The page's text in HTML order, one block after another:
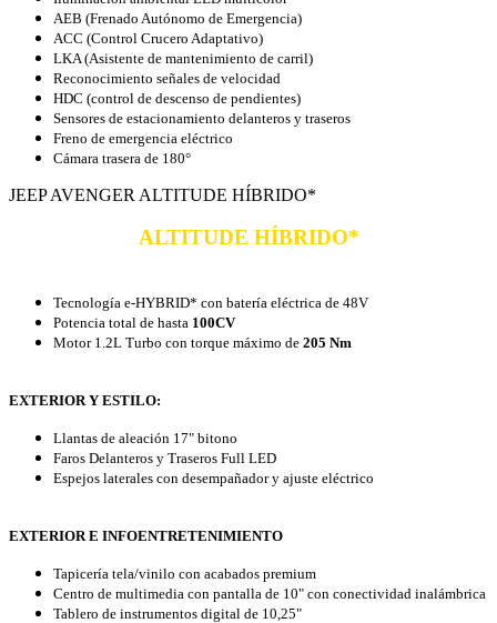
AEB (Frenado Autónomo de Emergencia)
ACC (Control Crucero Adaptativo)
LKA (Asistente de mantenimiento de carril)
Reconocimiento señales de velocidad
HDC (control de descenso de pendientes)
Sensores de estacionamiento delanteros y traseros
Freno de emergencia eléctrico
Cámara trasera de 180°
JEEP AVENGER ALTITUDE HÍBRIDO*
ALTITUDE HÍBRIDO*
Tecnología e-HYBRID* con batería eléctrica de 48V
Potencia total de hasta 100CV
Motor 1.2L Turbo con torque máximo de 205 Nm
EXTERIOR Y ESTILO:
Llantas de aleación 17" bitono
Faros Delanteros y Traseros Full LED
Espejos laterales con desempañador y ajuste eléctrico
EXTERIOR E INFOENTRETENIMIENTO
Tapicería tela/vinilo con acabados premium
Centro de multimedia con pantalla de 10" con conectividad inalámbrica
Tablero de instrumentos digital de 10,25"